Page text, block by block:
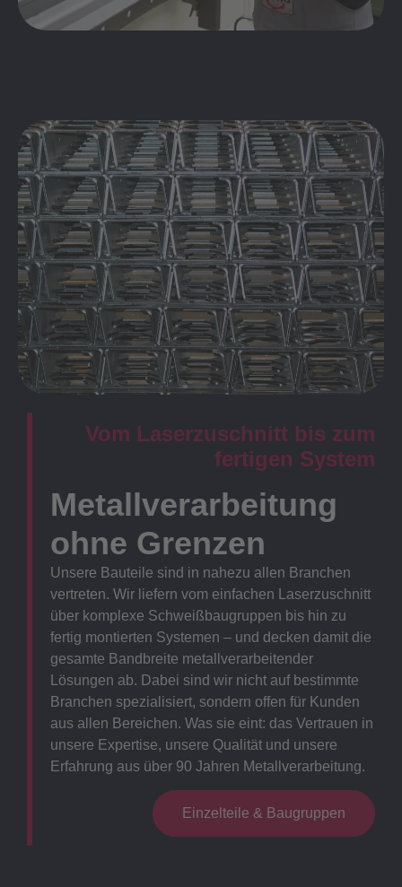
Vom Laserzuschnitt bis zum
fertigen System
Metallverarbeitung
ohne Grenzen
Unsere Bauteile sind in nahezu allen Branchen
vertreten. Wir liefern vom einfachen Laserzuschnitt
über komplexe Schweißbaugruppen bis hin zu
fertig montierten Systemen – und decken damit die
gesamte Bandbreite metallverarbeitender
Lösungen ab. Dabei sind wir nicht auf bestimmte
Branchen spezialisiert, sondern offen für Kunden
aus allen Bereichen. Was sie eint: das Vertrauen in
unsere Expertise, unsere Qualität und unsere
Erfahrung aus über 90 Jahren Metallverarbeitung.
Einzelteile & Baugruppen